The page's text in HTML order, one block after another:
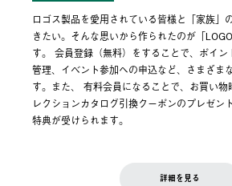
ロゴス製品を愛用されている皆様と「家族」
きたい。そんな思いから作られたのが「
す。 会員登録（無料）をすることで、ポイ
管理、イベント参加への申込など、さまざま
す。また、 有料会員になることで、お買い
レクションカタログ引換クーポンのプレゼン
特典が受けられます。
詳細を見る